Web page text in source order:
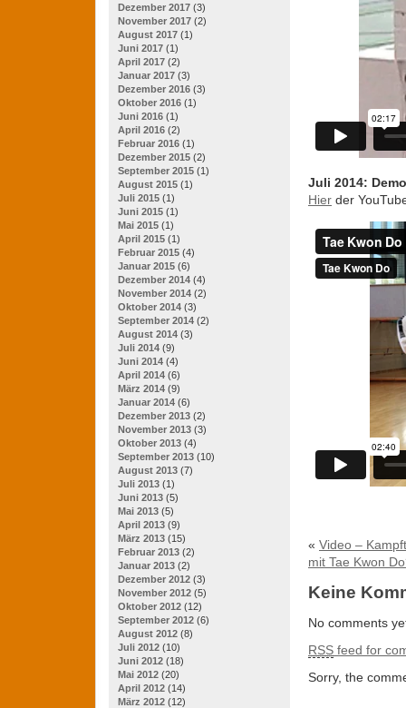
Dezember 2017 (3)
November 2017 (2)
August 2017 (1)
Juni 2017 (1)
April 2017 (2)
Januar 2017 (3)
Dezember 2016 (3)
Oktober 2016 (1)
Juni 2016 (1)
April 2016 (2)
Februar 2016 (1)
Dezember 2015 (2)
September 2015 (1)
August 2015 (1)
Juli 2015 (1)
Juni 2015 (1)
Mai 2015 (1)
April 2015 (1)
Februar 2015 (4)
Januar 2015 (6)
Dezember 2014 (4)
November 2014 (2)
Oktober 2014 (3)
September 2014 (2)
August 2014 (3)
Juli 2014 (9)
Juni 2014 (4)
April 2014 (6)
März 2014 (9)
Januar 2014 (6)
Dezember 2013 (2)
November 2013 (3)
Oktober 2013 (4)
September 2013 (10)
August 2013 (7)
Juli 2013 (1)
Juni 2013 (5)
Mai 2013 (5)
April 2013 (9)
März 2013 (15)
Februar 2013 (2)
Januar 2013 (2)
Dezember 2012 (3)
November 2012 (5)
Oktober 2012 (12)
September 2012 (6)
August 2012 (8)
Juli 2012 (10)
Juni 2012 (18)
Mai 2012 (20)
April 2012 (14)
März 2012 (12)
Juli 2014:
Hier der
« Video –
mit Tae Kwon
Keine
No comments
RSS feed for
Sorry, the